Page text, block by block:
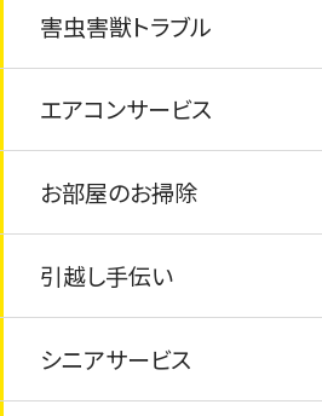
タイル交換/ひび割れ
フェンス工事
塗装工事
屋根の葺き替え
防水工事
布団・毛布の処分
仏壇の処分・閉眼供養
ピアノの処分
太陽光パネルの処分
太陽熱温水器の処分
家具組み立て
排水溝の詰まり
トイレの詰まり
給湯器の交換
水道の蛇口交換
蛇口の水漏れ
害虫害獣トラブル
シロアリ・害虫駆除
害獣駆除
エアコンサービス
エアコンクリーニング
エアコン取付け・取外し
エアコンの撤去・処分
お部屋のお掃除
畳の交換
障子・襖の張り替え
引越し手伝い
引越し手伝い
シニアサービス